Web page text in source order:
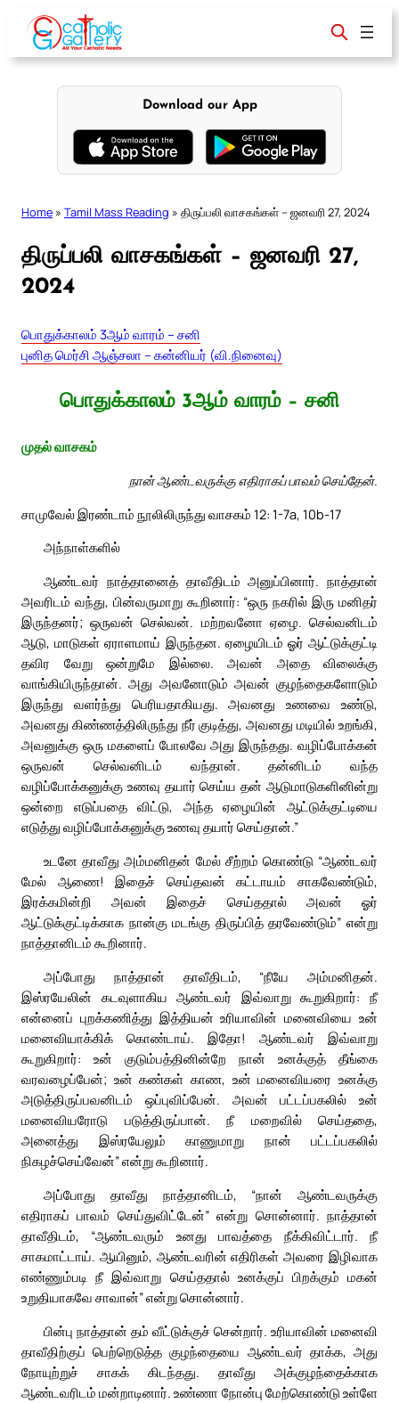
content
Download our App
Home » Tamil Mass Reading » திருப்பலி வாசகங்கள் – ஜனவரி 27, 2024
திருப்பலி வாசகங்கள் – ஜனவரி 27,
2024
பொதுக்காலம் 3ஆம் வாரம் – சனி
புனித மெர்சி ஆஞ்சலா – கன்னியர் (வி.நினைவு)
பொதுக்காலம் 3ஆம் வாரம் – சனி
முதல் வாசகம்
நான் ஆண்டவருக்கு எதிராகப் பாவம் செய்தேன்.
சாமுவேல் இரண்டாம் நூலிலிருந்து வாசகம் 12: 1-7a, 10b-17
அந்நாள்களில்
ஆண்டவர் நாத்தானைத் தாவீதிடம் அனுப்பினார். நாத்தான்
அவரிடம் வந்து, பின்வருமாறு கூறினார்: “ஒரு நகரில் இரு மனிதர்
இருந்தனர்; ஒருவன் செல்வன். மற்றவனோ ஏழை. செல்வனிடம்
ஆடு, மாடுகள் ஏராளமாய் இருந்தன. ஏழையிடம் ஓர் ஆட்டுக்குட்டி
தவிர வேறு ஒன்றுமே இல்லை. அவன் அதை விலைக்கு
வாங்கியிருந்தான். அது அவனோடும் அவன் குழந்தைகளோடும்
இருந்து வளர்ந்து பெரியதாகியது. அவனது உணவை உண்டு,
அவனது கிண்ணத்திலிருந்து நீர் குடித்து, அவனது மடியில் உறங்கி,
அவனுக்கு ஒரு மகளைப் போலவே அது இருந்தது. வழிப்போக்கன்
ஒருவன் செல்வனிடம் வந்தான். தன்னிடம் வந்த
வழிப்போக்கனுக்கு உணவு தயார் செய்ய தன் ஆடுமாடுகளினின்று
ஒன்றை எடுப்பதை விட்டு, அந்த ஏழையின் ஆட்டுக்குட்டியை
எடுத்து வழிப்போக்கனுக்கு உணவு தயார் செய்தான்.”
உடனே தாவீது அம்மனிதன் மேல் சீற்றம் கொண்டு “ஆண்டவர்
மேல் ஆணை! இதைச் செய்தவன் கட்டாயம் சாகவேண்டும்,
இரக்கமின்றி அவன் இதைச் செய்ததால் அவன் ஓர்
ஆட்டுக்குட்டிக்காக நான்கு மடங்கு திருப்பித் தரவேண்டும்” என்று
நாத்தானிடம் கூறினார்.
அப்போது நாத்தான் தாவீதிடம், “நீயே அம்மனிதன்.
இஸ்ரயேலின் கடவுளாகிய ஆண்டவர் இவ்வாறு கூறுகிறார்: நீ
என்னைப் புறக்கணித்து இத்தியன் உரியாவின் மனைவியை உன்
மனைவியாக்கிக் கொண்டாய். இதோ! ஆண்டவர் இவ்வாறு
கூறுகிறார்: உன் குடும்பத்தினின்றே நான் உனக்குத் தீங்கை
வரவழைப்பேன்; உன் கண்கள் காண, உன் மனைவியரை உனக்கு
அடுத்திருப்பவனிடம் ஒப்புவிப்பேன். அவன் பட்டப்பகலில் உன்
மனைவியரோடு படுத்திருப்பான். நீ மறைவில் செய்ததை,
அனைத்து இஸ்ரயேலும் காணுமாறு நான் பட்டப்பகலில்
நிகழச்செய்வேன்” என்று கூறினார்.
அப்போது தாவீது நாத்தானிடம், “நான் ஆண்டவருக்கு
எதிராகப் பாவம் செய்துவிட்டேன்” என்று சொன்னார். நாத்தான்
தாவீதிடம், “ஆண்டவரும் உனது பாவத்தை நீக்கிவிட்டார். நீ
சாகமாட்டாய். ஆயினும், ஆண்டவரின் எதிரிகள் அவரை இழிவாக
எண்ணும்படி நீ இவ்வாறு செய்ததால் உனக்குப் பிறக்கும் மகன்
உறுதியாகவே சாவான்” என்று சொன்னார்.
பின்பு நாத்தான் தம் வீட்டுக்குச் சென்றார். உரியாவின் மனைவி
தாவீதிற்குப் பெற்றெடுத்த குழந்தையை ஆண்டவர் தாக்க, அது
நோயுற்றுச் சாகக் கிடந்தது. தாவீது அக்குழந்தைக்காக
ஆண்டவரிடம் மன்றாடினார். உண்ணா நோன்பு மேற்கொண்டு உள்ளே